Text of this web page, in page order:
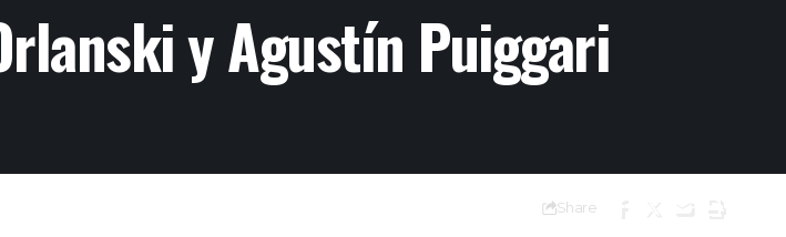
y Agustín Puiggari
Share